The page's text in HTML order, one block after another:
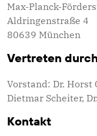
Max-Planck-
Aldringenstraße 4
80639 München
Vertreten durch
Vorstand: Dr. Horst
Dietmar Scheiter,
Kontakt